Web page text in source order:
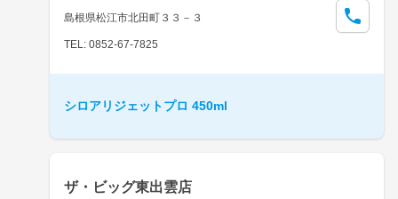
島根県松江市北田町３３－３
TEL: 0852-67-7825
シロアリジェットプロ 450ml
ザ・ビッグ東出雲店